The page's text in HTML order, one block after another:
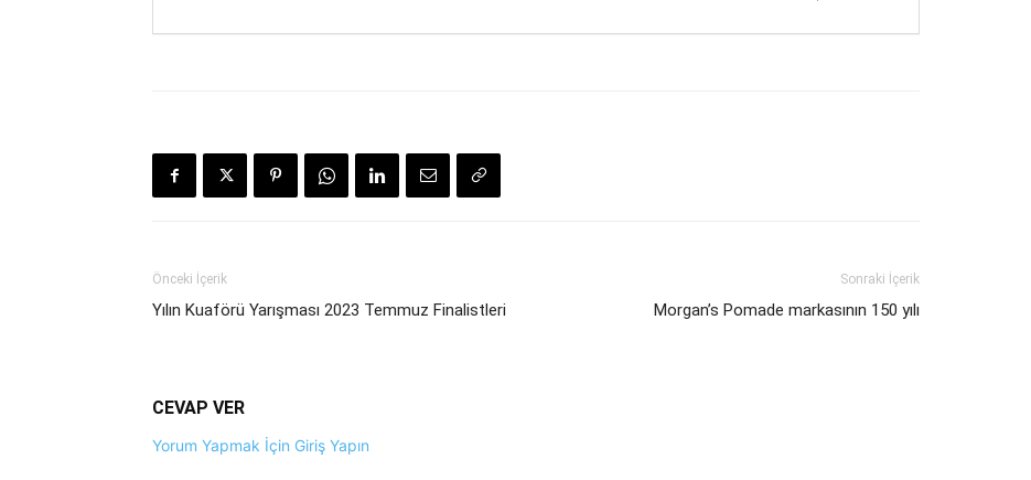
Önceki İçerik
Yılın Kuaförü Yarışması 2023 Temmuz Finalistleri
Sonraki İçerik
Morgan’s Pomade markasının 150 yılı
CEVAP VER
Yorum Yapmak İçin Giriş Yapın